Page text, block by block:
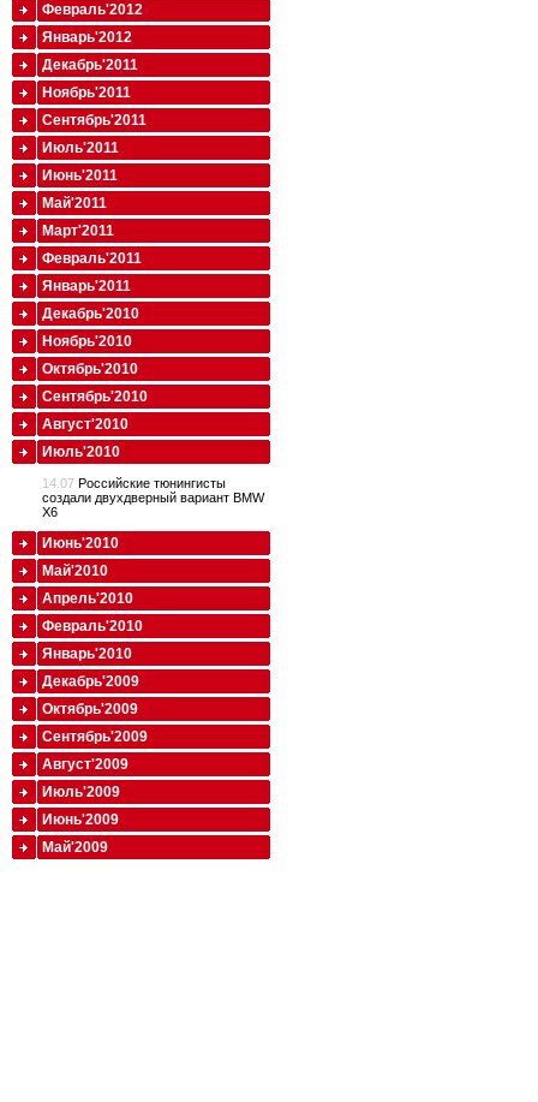
Февраль'2012
Январь'2012
Декабрь'2011
Ноябрь'2011
Сентябрь'2011
Июль'2011
Июнь'2011
Май'2011
Март'2011
Февраль'2011
Январь'2011
Декабрь'2010
Ноябрь'2010
Октябрь'2010
Сентябрь'2010
Август'2010
Июль'2010
14.07 Российские тюнингисты
создали двухдверный вариант BMW
X6
Июнь'2010
Май'2010
Апрель'2010
Февраль'2010
Январь'2010
Декабрь'2009
Октябрь'2009
Сентябрь'2009
Август'2009
Июль'2009
Июнь'2009
Май'2009